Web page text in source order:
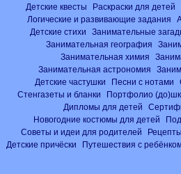
Детские квесты
Раскраски для детей
Логические и развивающие задания
Детские стихи
Занимательные
Занимательная география
Занимательная химия
Занимательная астрономия
Детские частушки
Песни с нотами
Стенгазеты и бланки
Портфолио
Дипломы для детей
Новогодние костюмы для детей
Советы и идеи для родителей
Детские причёски
Путешествия с